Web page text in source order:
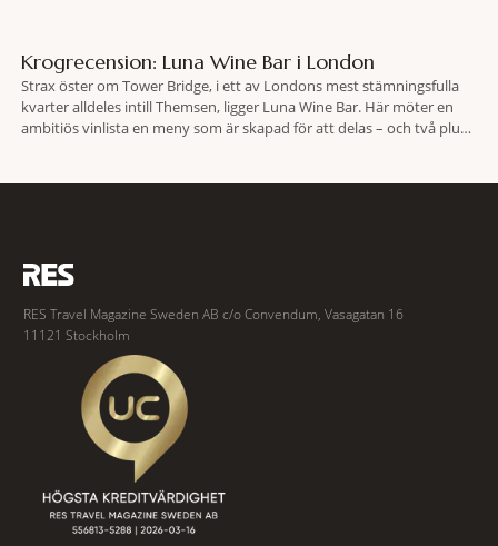
Krogrecension: Luna Wine Bar i London
Strax öster om Tower Bridge, i ett av Londons mest stämningsfulla
kvarter alldeles intill Themsen, ligger Luna Wine Bar. Här möter en
ambitiös vinlista en meny som är skapad för att delas – och två plus
RES Travel Magazine Sweden AB c/o Convendum, Vasagatan 16
11121 Stockholm